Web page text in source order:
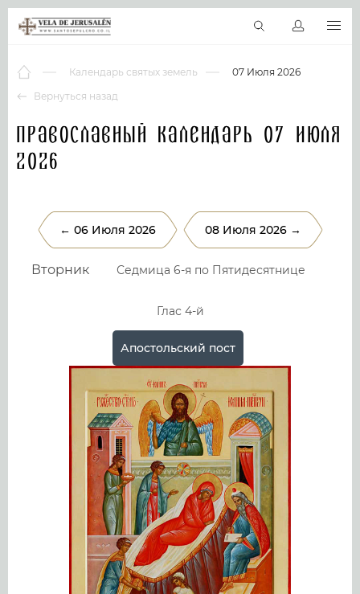
Виртуальные туры
RU
Вернуться назад
Календарь святых земель 07 Июля 2026
Православный календарь 07 Июля
2026
← 06 Июля 2026 08 Июля 2026 →
Вторник Седмица 6-я по Пятидесятнице
Глас 4-й
Апостольский пост